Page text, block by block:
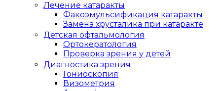
Лечение катаракты
Факоэмульсификация катаракты
Замена хрусталика при катаракте
Детская офтальмология
Ортокератология
Проверка зрения у детей
Диагностика зрения
Гониоскопия
Визометрия